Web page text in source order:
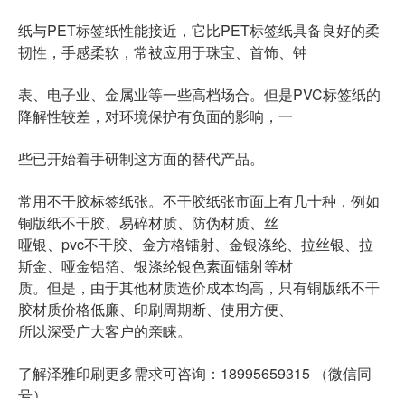
纸与PET标签纸性能接近，它比PET标签纸具备良好的柔
韧性，手感柔软，常被应用于珠宝、首饰、钟
表、电子业、金属业等一些高档场合。但是PVC标签纸的
降解性较差，对环境保护有负面的影响，一
些已开始着手研制这方面的替代产品。
常用不干胶标签纸张。不干胶纸张市面上有几十种，例如
铜版纸不干胶、易碎材质、防伪材质、丝
哑银、pvc不干胶、金方格镭射、金银涤纶、拉丝银、拉
斯金、哑金铝箔、银涤纶银色素面镭射等材
质。但是，由于其他材质造价成本均高，只有铜版纸不干
胶材质价格低廉、印刷周期断、使用方便、
所以深受广大客户的亲睐。
了解泽雅印刷更多需求可咨询：18995659315 （微信同